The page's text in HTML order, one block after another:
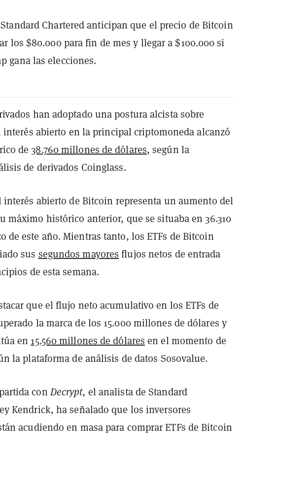
Chartered anticipan que el precio de Bitcoin
los $80.000 para fin de mes y llegar a $100.000 si
gana las elecciones.
han adoptado una postura alcista sobre
abierto en la principal criptomoneda alcanzó
de38.760 millones de dólares, según la
de derivados Coinglass.
interés abierto de Bitcoin representa un aumento del
máximo histórico anterior, que se situaba en 36.310
de este año. Mientras tanto, los ETFs de Bitcoin
sus segundos mayores flujos netos de entrada
de esta semana.
que el flujo neto acumulativo en los ETFs de
la marca de los 15.000 millones de dólares y
en 15.560 millones de dólares en el momento de
la plataforma de análisis de datos Sosovalue.
conDecrypt, el analista de Standard
Kendrick, ha señalado que los inversores
acudiendo en masa para comprar ETFs de Bitcoin